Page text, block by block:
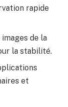
rapide
de la
la stabilité.
et